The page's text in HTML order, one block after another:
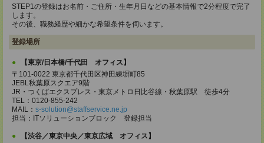
STEP1の登録はお名前・ご住所・生年月日などの基本情報で2分程度で完了
します。
その後、職務経歴や細かな希望条件を伺います。
登録場所
【東京/日本橋/千代田 オフィス】
〒101-0022 東京都千代田区神田練塀町85
JEBL秋葉原スクエア9階
JR・つくばエクスプレス・東京メトロ日比谷線・秋葉原駅 徒歩4分
TEL：0120-855-242
MAIL： s-solution@staffservice.ne.jp
担当：ITソリューションブロック 登録担当
【渋谷／東京中央／東京広域 オフィス】